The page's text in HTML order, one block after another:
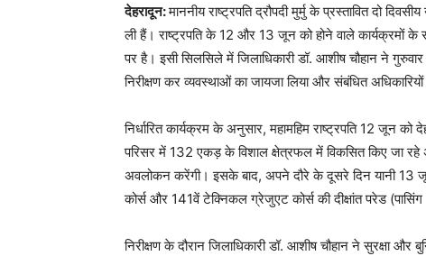
देहरादून:माननीय राष्ट्रपति द्रौपदी मुर्मु के प्रस्तावित दो
ली हैं। राष्ट्रपति के 12 और 13 जून को होने वाले कार्यक्रमों
पर है। इसी सिलसिले में जिलाधिकारी डॉ. आशीष चौहान ने गुरुवार
निरीक्षण कर व्यवस्थाओं का जायजा लिया और संबंधित
निर्धारित कार्यक्रम के अनुसार, महामहिम राष्ट्रपति 12 जून को
परिसर में 132 एकड़ के विशाल क्षेत्रफल में विकसित किए जा रहे
अवलोकन करेंगी। इसके बाद, अपने दौरे के दूसरे दिन यानी 13
कोर्स और 141वें टेक्निकल ग्रेजुएट कोर्स की दीक्षांत परेड
निरीक्षण के दौरान जिलाधिकारी डॉ. आशीष चौहान ने सुरक्षा